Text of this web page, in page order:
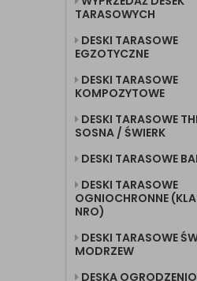
TARASOWYCH
DESKI TARASOWE
EGZOTYCZNE
DESKI TARASOWE
KOMPOZYTOWE
DESKI TARASOWE
SOSNA / ŚWIERK
DESKI TARASOWE
DESKI TARASOWE
OGNIOCHRONNE
NRO)
DESKI TARASOWE
MODRZEW
DESKA